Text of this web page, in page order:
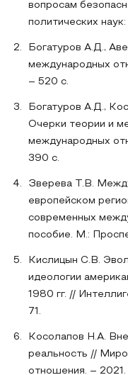
вопросам
политических
Богатуров А.Д.,
международных
– 520 с.
Богатуров А.Д.,
Очерки теории и
международных
390 c.
Зверева Т.В.
европейском
современных
пособие. М.:
Кислицын С.В.
идеологии
1980 гг. //
71.
Косолапов Н.А.
реальность //
отношения. –